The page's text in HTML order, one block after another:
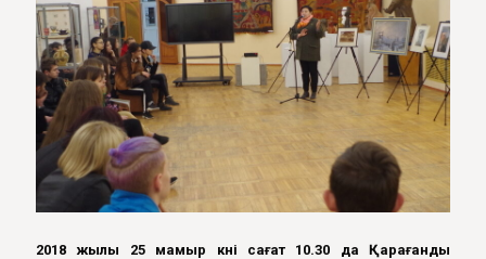
2018 жылы 25 мамыр күні сағат 10.30 да Қарағанды